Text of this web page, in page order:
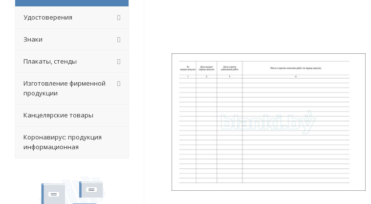
Удостоверения
Знаки
Плакаты, стенды
Изготовление фирменной
продукции
Канцелярские товары
Коронавирус: продукция
информационная